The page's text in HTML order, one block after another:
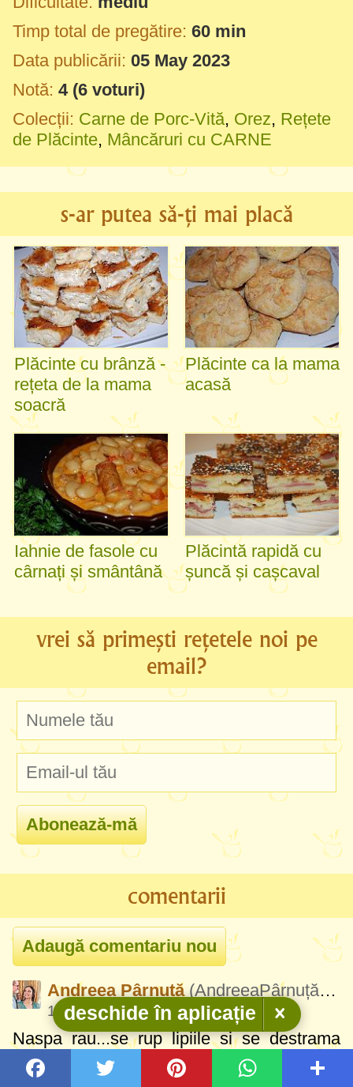
Timp total de pregătire: 60 min
Data publicării: 05 May 2023
Notă: 4(6 voturi)
Colecții: Carne de Porc-Vită, Orez, Rețete
de Plăcinte, Mâncăruri cu CARNE
s-ar putea să-ți mai placă
Plăcinte cu brânză -
rețeta de la mama
soacră
Plăcinte ca la mama
acasă
Iahnie de fasole cu
cârnați și smântână
Plăcintă rapidă cu
șuncă și cașcaval
vrei să primești rețetele noi pe
email?
comentarii
Andreea Pârnuță (AndreeaPârnuță743)
18 Feb 2024, 00:10
Naspa rau...se rup lipiile si se destrama
toata...ce sa rumenesti....ceva rau
deschide în aplicație